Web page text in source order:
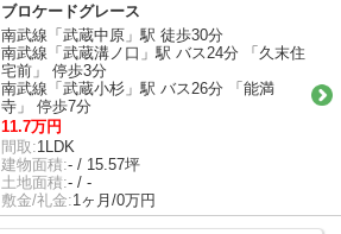
ブロケードグレース
南武線「武蔵中原」駅 徒歩30分
南武線「武蔵溝ノ口」駅 バス24分 「久末住
宅前」 停歩3分
南武線「武蔵小杉」駅 バス26分 「能満
寺」 停歩7分
11.7万円
間取:1LDK
建物面積:- / 15.57坪
土地面積:- / -
敷金/礼金:1ヶ月/0万円